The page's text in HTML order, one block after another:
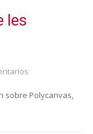
les
sobre Polycanvas,